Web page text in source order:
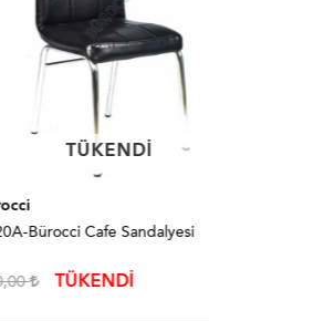
TÜKENDI
TÜKENDI
Cafe Sandalyesi
TÜKENDİ